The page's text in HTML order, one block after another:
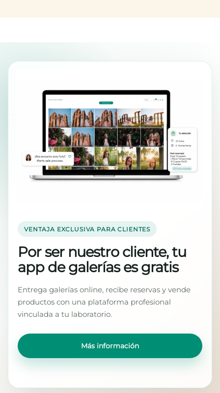
VENTAJA EXCLUSIVA PARA CLIENTES
Por ser nuestro cliente, tu
app de galerías es gratis
Entrega galerías online, recibe reservas y vende
productos con una plataforma profesional
vinculada a tu laboratorio.
Más información